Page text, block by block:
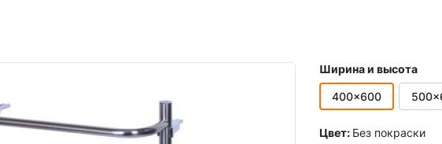
Ширина и высота
400x600
Цвет: Без покраски